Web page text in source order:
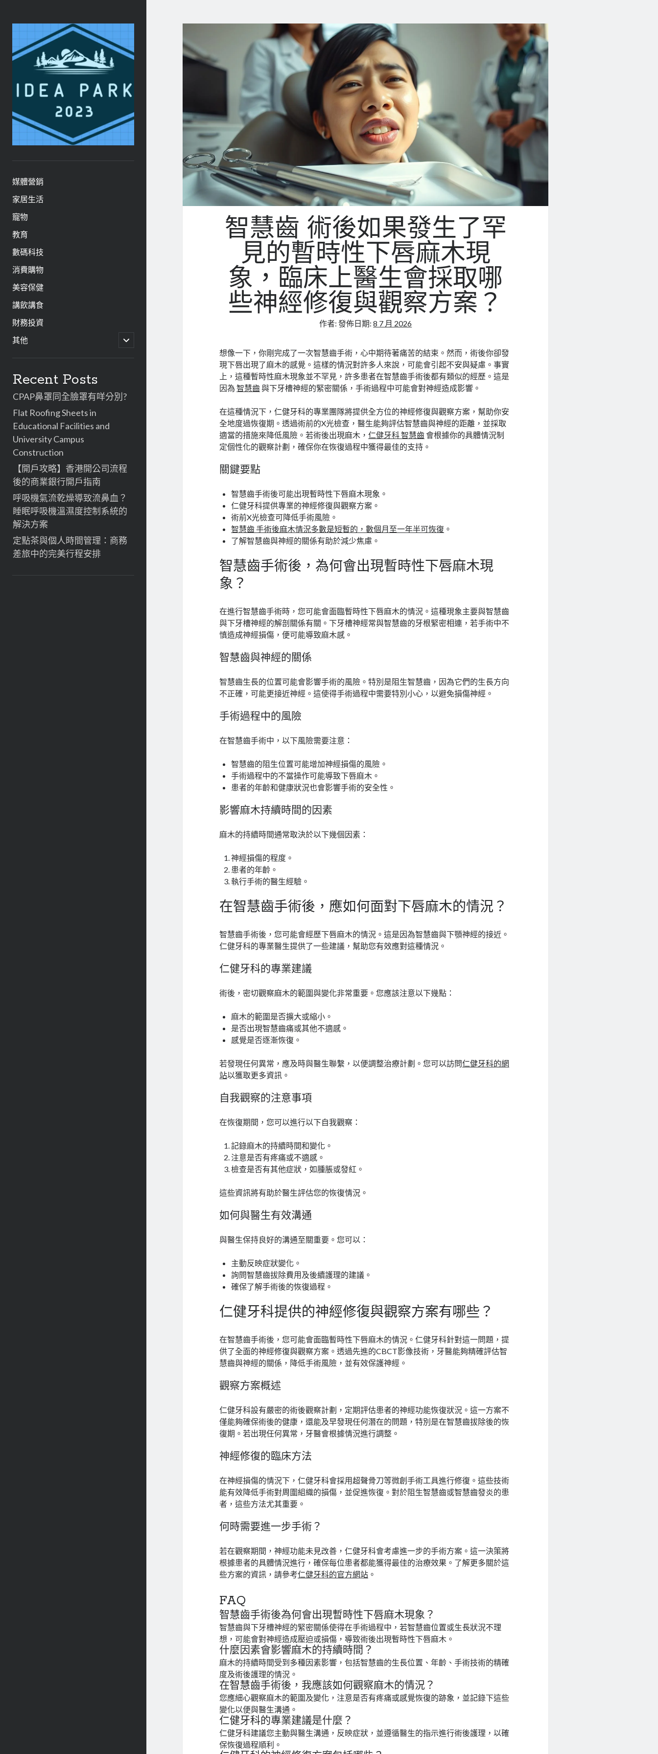
ideapark.quest
媒體營銷
家居生活
寵物
教育
數碼科技
消費購物
美容保健
講飲講食
財務投資
其他
開
啟
訊
欄
Recent Posts
CPAP鼻罩同全臉罩有咩分別?
Flat Roofing Sheets in
Educational Facilities and
University Campus
Construction
【開戶攻略】香港開公司流程
後的商業銀行開戶指南
呼吸機氣流乾燥導致流鼻血？
睡眠呼吸機溫濕度控制系統的
解決方案
定點茶與個人時間管理：商務
差旅中的完美行程安排
智慧齒 術後如果發生了罕
見的暫時性下唇麻木現
象，臨床上醫生會採取哪
些神經修復與觀察方案？
作者:發佈日期:8 7 月 2026
想像一下，你剛完成了一次智慧齒手術，心中期待著痛苦的結束。然而，術後你卻發
現下唇出現了麻木的感覺。這樣的情況對許多人來說，可能會引起不安與疑慮。事實
上，這種暫時性麻木現象並不罕見，許多患者在智慧齒手術後都有類似的經歷。這是
因為智慧齒與下牙槽神經的緊密關係，手術過程中可能會對神經造成影響。
在這種情況下，仁健牙科的專業團隊將提供全方位的神經修復與觀察方案，幫助你安
全地度過恢復期。透過術前的X光檢查，醫生能夠評估智慧齒與神經的距離，並採取
適當的措施來降低風險。若術後出現麻木，仁健牙科 智慧齒會根據你的具體情況制
定個性化的觀察計劃，確保你在恢復過程中獲得最佳的支持。
關鍵要點
智慧齒手術後可能出現暫時性下唇麻木現象。
仁健牙科提供專業的神經修復與觀察方案。
術前X光檢查可降低手術風險。
智慧齒 手術後麻木情況多數是短暫的，數個月至一年半可恢復 。
了解智慧齒與神經的關係有助於減少焦慮。
智慧齒手術後，為何會出現暫時性下唇麻木現
象？
在進行智慧齒手術時，您可能會面臨暫時性下唇麻木的情況。這種現象主要與智慧齒
與下牙槽神經的解剖關係有關。下牙槽神經常與智慧齒的牙根緊密相連，若手術中不
慎造成神經損傷，便可能導致麻木感。
智慧齒與神經的關係
智慧齒生長的位置可能會影響手術的風險。特別是阻生智慧齒，因為它們的生長方向
不正確，可能更接近神經。這使得手術過程中需要特別小心，以避免損傷神經。
手術過程中的風險
在智慧齒手術中，以下風險需要注意：
智慧齒的阻生位置可能增加神經損傷的風險。
手術過程中的不當操作可能導致下唇麻木。
患者的年齡和健康狀況也會影響手術的安全性。
影響麻木持續時間的因素
麻木的持續時間通常取決於以下幾個因素：
神經損傷的程度。
患者的年齡。
執行手術的醫生經驗。
在智慧齒手術後，應如何面對下唇麻木的情況？
智慧齒手術後，您可能會經歷下唇麻木的情況。這是因為智慧齒與下顎神經的接近。
仁健牙科的專業醫生提供了一些建議，幫助您有效應對這種情況。
仁健牙科的專業建議
術後，密切觀察麻木的範圍與變化非常重要。您應該注意以下幾點：
麻木的範圍是否擴大或縮小。
是否出現智慧齒痛或其他不適感。
感覺是否逐漸恢復。
若發現任何異常，應及時與醫生聯繫，以便調整治療計劃。您可以訪問仁健牙科的網
站以獲取更多資訊。
自我觀察的注意事項
在恢復期間，您可以進行以下自我觀察：
記錄麻木的持續時間和變化。
注意是否有疼痛或不適感。
檢查是否有其他症狀，如腫脹或發紅。
這些資訊將有助於醫生評估您的恢復情況。
如何與醫生有效溝通
與醫生保持良好的溝通至關重要。您可以：
主動反映症狀變化。
詢問智慧齒拔除費用及後續護理的建議。
確保了解手術後的恢復過程。
仁健牙科提供的神經修復與觀察方案有哪些？
在智慧齒手術後，您可能會面臨暫時性下唇麻木的情況。仁健牙科針對這一問題，提
供了全面的神經修復與觀察方案。透過先進的CBCT影像技術，牙醫能夠精確評估智
慧齒與神經的關係，降低手術風險，並有效保護神經。
觀察方案概述
仁健牙科設有嚴密的術後觀察計劃，定期評估患者的神經功能恢復狀況。這一方案不
僅能夠確保術後的健康，還能及早發現任何潛在的問題，特別是在智慧齒拔除後的恢
復期。若出現任何異常，牙醫會根據情況進行調整。
神經修復的臨床方法
在神經損傷的情況下，仁健牙科會採用超聲骨刀等微創手術工具進行修復。這些技術
能有效降低手術對周圍組織的損傷，並促進恢復。對於阻生智慧齒或智慧齒發炎的患
者，這些方法尤其重要。
何時需要進一步手術？
若在觀察期間，神經功能未見改善，仁健牙科會考慮進一步的手術方案。這一決策將
根據患者的具體情況進行，確保每位患者都能獲得最佳的治療效果。了解更多關於這
些方案的資訊，請參考仁健牙科的官方網站 。
FAQ
智慧齒手術後為何會出現暫時性下唇麻木現象？
智慧齒與下牙槽神經的緊密關係使得在手術過程中，若智慧齒位置或生長狀況不理
想，可能會對神經造成壓迫或損傷，導致術後出現暫時性下唇麻木。
什麼因素會影響麻木的持續時間？
麻木的持續時間受到多種因素影響，包括智慧齒的生長位置、年齡、手術技術的精確
度及術後護理的情況。
在智慧齒手術後，我應該如何觀察麻木的情況？
您應細心觀察麻木的範圍及變化，注意是否有疼痛或感覺恢復的跡象，並記錄下這些
變化以便與醫生溝通。
仁健牙科的專業建議是什麼？
仁健牙科建議您主動與醫生溝通，反映症狀，並遵循醫生的指示進行術後護理，以確
保恢復過程順利。